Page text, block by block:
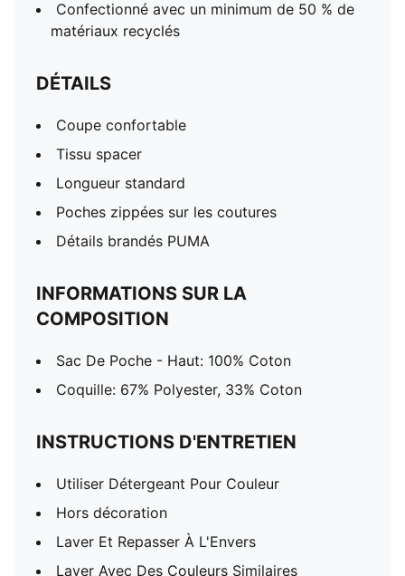
Confectionné avec un minimum de 50 % de
matériaux recyclés
DÉTAILS
Coupe confortable
Tissu spacer
Longueur standard
Poches zippées sur les coutures
Détails brandés PUMA
INFORMATIONS SUR LA
COMPOSITION
Sac De Poche - Haut: 100% Coton
Coquille: 67% Polyester, 33% Coton
INSTRUCTIONS D'ENTRETIEN
Utiliser Détergeant Pour Couleur
Hors décoration
Laver Et Repasser À L'Envers
Laver Avec Des Couleurs Similaires